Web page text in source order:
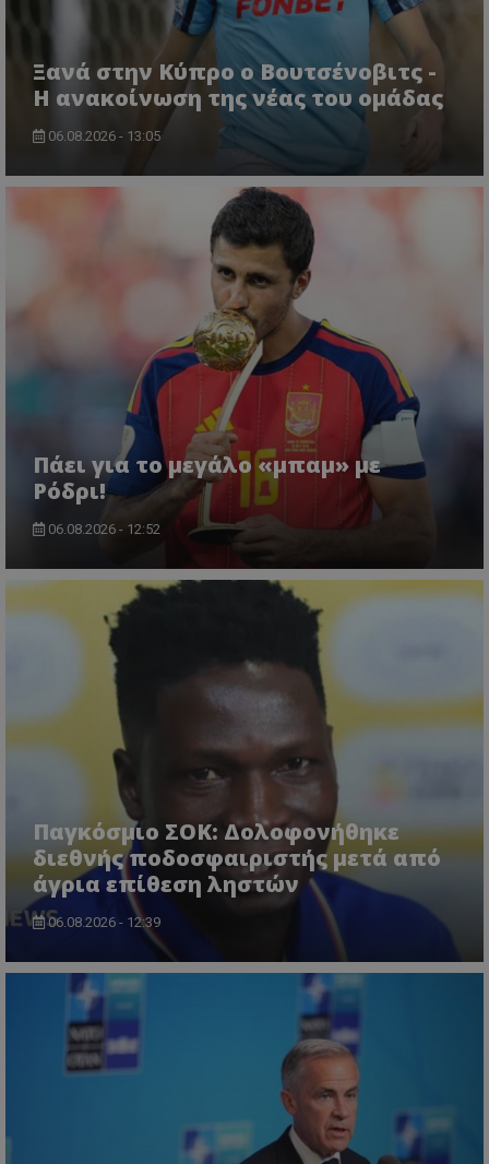
Ξανά στην Κύπρο ο Βουτσένοβιτς -
Η ανακοίνωση της νέας του ομάδας
06.08.2026 - 13:05
Πάει για το μεγάλο «μπαμ» με
Ρόδρι!
06.08.2026 - 12:52
Παγκόσμιο ΣΟΚ: Δολοφονήθηκε
διεθνής ποδοσφαιριστής μετά από
άγρια επίθεση ληστών
06.08.2026 - 12:39